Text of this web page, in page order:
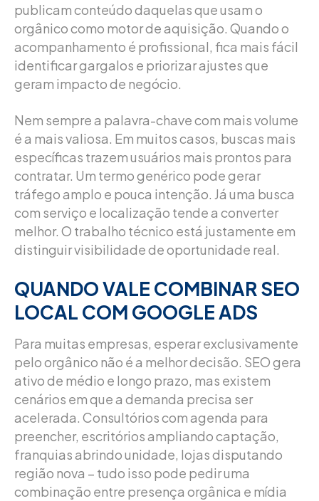
publicam conteúdo daquelas que usam o
orgânico como motor de aquisição. Quando o
acompanhamento é profissional, fica mais fácil
identificar gargalos e priorizar ajustes que
geram impacto de negócio.
Nem sempre a palavra-chave com mais volume
é a mais valiosa. Em muitos casos, buscas mais
específicas trazem usuários mais prontos para
contratar. Um termo genérico pode gerar
tráfego amplo e pouca intenção. Já uma busca
com serviço e localização tende a converter
melhor. O trabalho técnico está justamente em
distinguir visibilidade de oportunidade real.
QUANDO VALE COMBINAR SEO
LOCAL COM GOOGLE ADS
Para muitas empresas, esperar exclusivamente
pelo orgânico não é a melhor decisão. SEO gera
ativo de médio e longo prazo, mas existem
cenários em que a demanda precisa ser
acelerada. Consultórios com agenda para
preencher, escritórios ampliando captação,
franquias abrindo unidade, lojas disputando
região nova – tudo isso pode pedir uma
combinação entre presença orgânica e mídia